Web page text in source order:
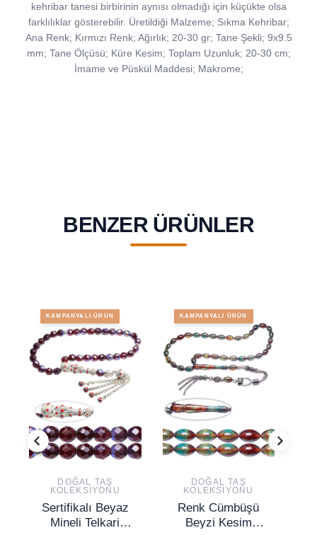
kehribar tanesi birbirinin aynısı olmadığı için küçükte olsa
farklılıklar gösterebilir. Üretildiği Malzeme; Sıkma Kehribar;
Ana Renk; Kırmızı Renk; Ağırlık; 20-30 gr; Tane Şekli; 9x9.5
mm; Tane Ölçüsü; Küre Kesim; Toplam Uzunluk; 20-30 cm;
İmame ve Püskül Maddesi; Makrome;
BENZER ÜRÜNLER
KAMPANYALI ÜRÜN
DOĞAL TAŞ
KOLEKSIYONU
Sertifikalı Beyaz
Mineli Telkari
KAMPANYALI ÜRÜN
DOĞAL TAŞ
KOLEKSIYONU
Renk Cümbüşü
Beyzi Kesim